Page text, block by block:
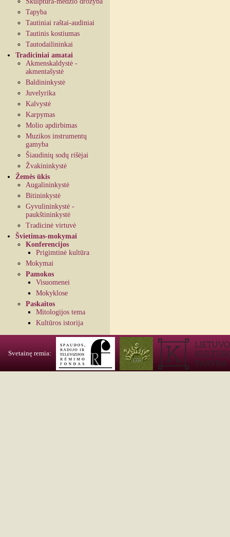
Tapyba
Tautiniai raštai-audiniai
Tautinis kostiumas
Tautodailininkai
Tradiciniai amatai
Akmenskaldystė -
akmentašystė
Baldininkystė
Juvelyrika
Kalvystė
Karpymas
Molio apdirbimas
Muzikos instrumentų
gamyba
Šiaudinių sodų rišėjai
Žvakininkystė
Žemės ūkis
Augalininkystė
Bitininkystė
Gyvulininkystė -
paukštininkystė
Tradicinė virtuvė
Švietimas-mokymai
Konferencijos
Prigimtinė kultūra
Mokymai
Pamokos
Visuomenei
Mokyklose
Paskaitos
Mitologijos tema
Kultūros istorija
Svetainę remia: